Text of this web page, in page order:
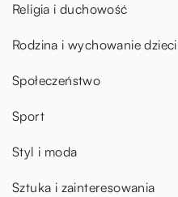
Religia i duchowość
Rodzina i wychowanie dzieci
Społeczeństwo
Sport
Styl i moda
Sztuka i zainteresowania